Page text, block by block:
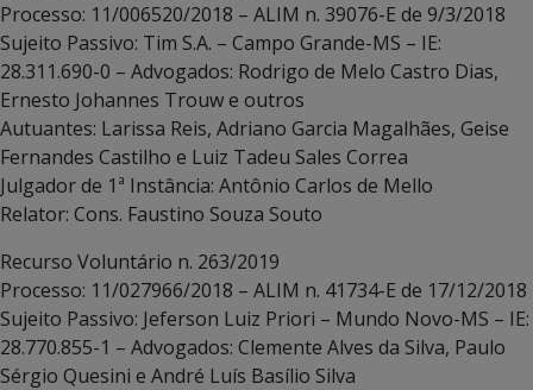
Processo: 11/006520/2018 – ALIM n. 39076-E de 9/3/2018
Sujeito Passivo: Tim S.A. – Campo Grande-MS – IE:
28.311.690-0 – Advogados: Rodrigo de Melo Castro Dias,
Ernesto Johannes Trouw e outros
Autuantes: Larissa Reis, Adriano Garcia Magalhães, Geise
Fernandes Castilho e Luiz Tadeu Sales Correa
Julgador de 1ª Instância: Antônio Carlos de Mello
Relator: Cons. Faustino Souza Souto
Recurso Voluntário n. 263/2019
Processo: 11/027966/2018 – ALIM n. 41734-E de 17/12/2018
Sujeito Passivo: Jeferson Luiz Priori – Mundo Novo-MS – IE:
28.770.855-1 – Advogados: Clemente Alves da Silva, Paulo
Sérgio Quesini e André Luís Basílio Silva